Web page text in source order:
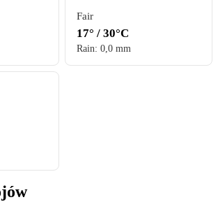
Fair
17° / 30°C
Rain: 0,0 mm